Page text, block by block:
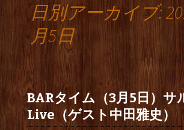
日別アーカイブ:
月5日
BARタイム（3月5日）サ
Live（ゲスト中田雅史）